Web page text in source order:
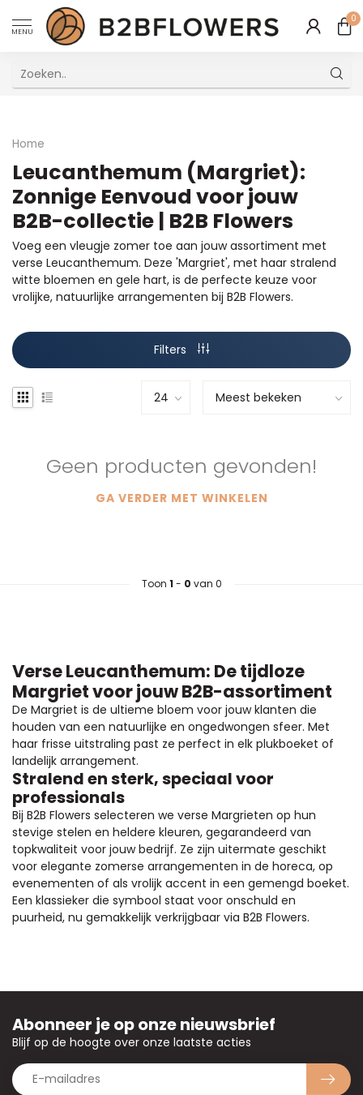
MENU
0
Home
Leucanthemum (Margriet):
Zonnige Eenvoud voor jouw
B2B-collectie | B2B Flowers
Voeg een vleugje zomer toe aan jouw assortiment met
verse Leucanthemum. Deze 'Margriet', met haar stralend
witte bloemen en gele hart, is de perfecte keuze voor
vrolijke, natuurlijke arrangementen bij B2B Flowers.
Filters
Geen producten gevonden!
GA VERDER MET WINKELEN
Toon 1 - 0 van 0
Verse Leucanthemum: De tijdloze
Margriet voor jouw B2B-assortiment
De Margriet is de ultieme bloem voor jouw klanten die
houden van een natuurlijke en ongedwongen sfeer. Met
haar frisse uitstraling past ze perfect in elk plukboeket of
landelijk arrangement.
Stralend en sterk, speciaal voor
professionals
Bij B2B Flowers selecteren we verse Margrieten op hun
stevige stelen en heldere kleuren, gegarandeerd van
topkwaliteit voor jouw bedrijf. Ze zijn uitermate geschikt
voor elegante zomerse arrangementen in de horeca, op
evenementen of als vrolijk accent in een gemengd boeket.
Een klassieker die symbool staat voor onschuld en
puurheid, nu gemakkelijk verkrijgbaar via B2B Flowers.
Abonneer je op onze nieuwsbrief
Blijf op de hoogte over onze laatste acties